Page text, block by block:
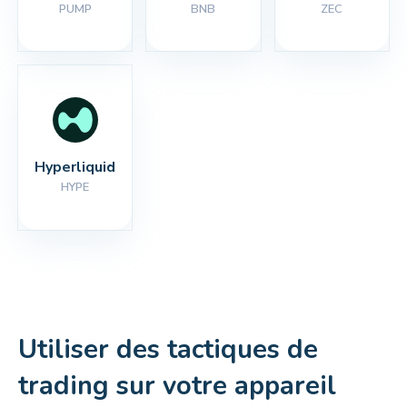
PUMP BNB ZEC
Hyperliquid
HYPE
Utiliser des tactiques de
trading sur votre appareil